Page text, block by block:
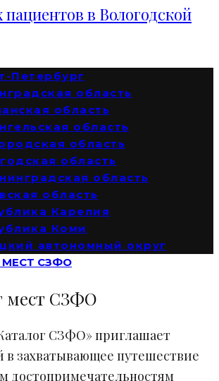
пациентов в Вологодской
Петербург
область
область
область
область
область
область
область
Карелия
Коми
автономный округ
МЕСТ СЗФО
мест СЗФО
СЗФО» приглашает
в захватывающее путешествие
достопримечательностям